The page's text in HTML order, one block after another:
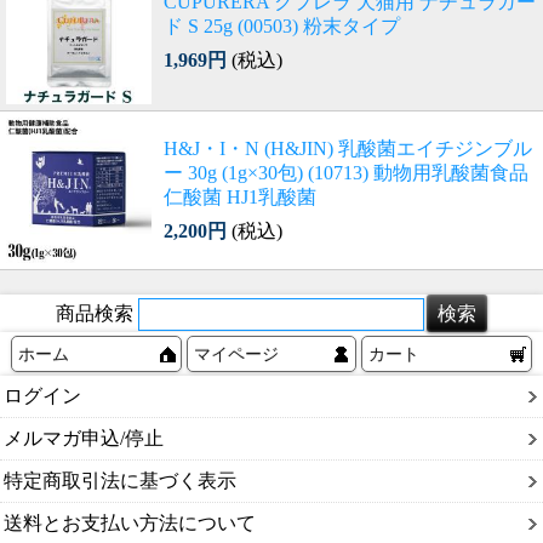
ド S 25g (00503) 粉末タイプ
1,969円 (税込)
H&J・I・N (H&JIN) 乳酸菌エイチジンブル
ー 30g (1g×30包) (10713) 動物用乳酸菌食品
仁酸菌 HJ1乳酸菌
2,200円 (税込)
商品検索
ホーム マイページ カート
ログイン
メルマガ申込/停止
特定商取引法に基づく表示
送料とお支払い方法について